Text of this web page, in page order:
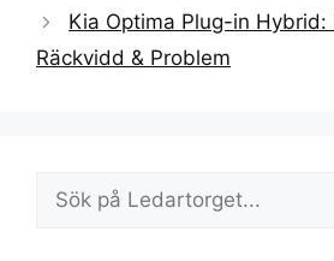
Kia Optima Plug-in Hybrid:
Räckvidd & Problem
Sök